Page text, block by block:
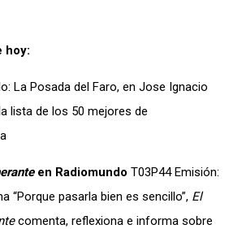
hoy:
La Posada del Faro, en Jose Ignacio
lista de los 50 mejores de
en Radiomundo T03P44 Emisión:
“Porque pasarla bien es sencillo”, El
comenta, reflexiona e informa sobre